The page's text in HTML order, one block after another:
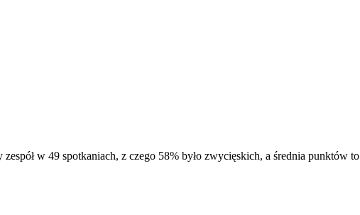
w 49 spotkaniach, z czego 58% było zwycięskich, a średnia punktów to